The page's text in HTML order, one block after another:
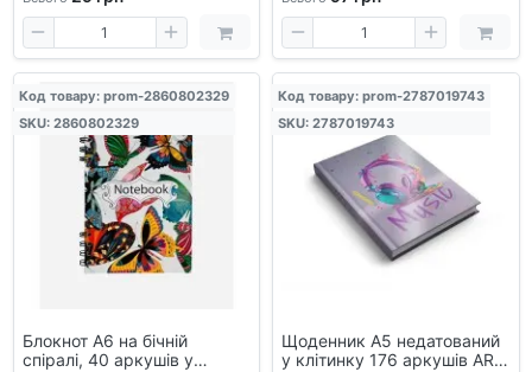
Блокнот А6 на бічній
спіралі, 40 аркушів у
Код товару: prom-2860802329
SKU: 2860802329
Щоденник А5 недатований
у клітинку 176 аркушів ART
Код товару: prom-2787019743
SKU: 2787019743